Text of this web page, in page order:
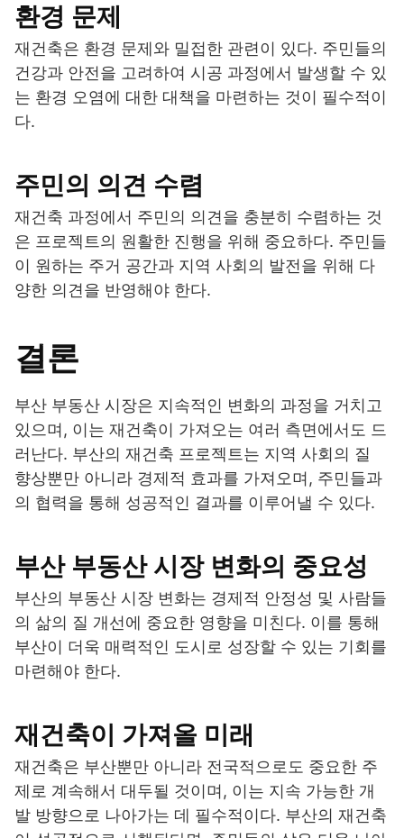
환경 문제
재건축은 환경 문제와 밀접한 관련이 있다. 주민들의
건강과 안전을 고려하여 시공 과정에서 발생할 수 있
는 환경 오염에 대한 대책을 마련하는 것이 필수적이
다.
주민의 의견 수렴
재건축 과정에서 주민의 의견을 충분히 수렴하는 것
은 프로젝트의 원활한 진행을 위해 중요하다. 주민들
이 원하는 주거 공간과 지역 사회의 발전을 위해 다
양한 의견을 반영해야 한다.
결론
부산 부동산 시장은 지속적인 변화의 과정을 거치고
있으며, 이는 재건축이 가져오는 여러 측면에서도 드
러난다. 부산의 재건축 프로젝트는 지역 사회의 질
향상뿐만 아니라 경제적 효과를 가져오며, 주민들과
의 협력을 통해 성공적인 결과를 이루어낼 수 있다.
부산 부동산 시장 변화의 중요성
부산의 부동산 시장 변화는 경제적 안정성 및 사람들
의 삶의 질 개선에 중요한 영향을 미친다. 이를 통해
부산이 더욱 매력적인 도시로 성장할 수 있는 기회를
마련해야 한다.
재건축이 가져올 미래
재건축은 부산뿐만 아니라 전국적으로도 중요한 주
제로 계속해서 대두될 것이며, 이는 지속 가능한 개
발 방향으로 나아가는 데 필수적이다. 부산의 재건축